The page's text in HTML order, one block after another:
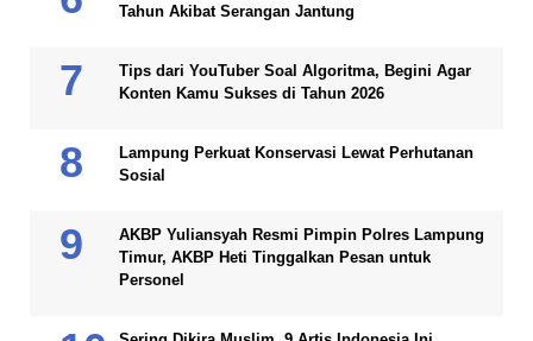
Tahun Akibat Serangan Jantung
Tips dari YouTuber Soal Algoritma, Begini Agar
Konten Kamu Sukses di Tahun 2026
Lampung Perkuat Konservasi Lewat Perhutanan
Sosial
AKBP Yuliansyah Resmi Pimpin Polres Lampung
Timur, AKBP Heti Tinggalkan Pesan untuk
Personel